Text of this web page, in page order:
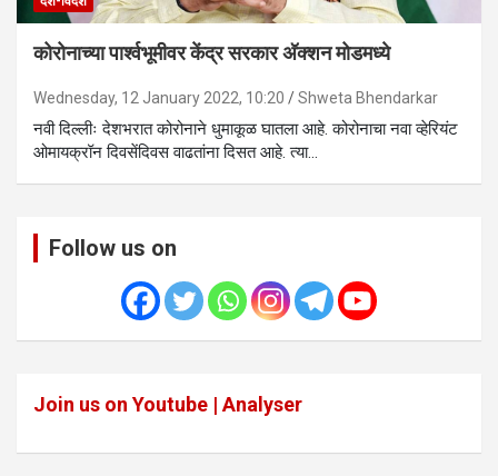
कोरोनाच्या पार्श्वभूमीवर केंद्र सरकार अ‍ॅक्शन मोडमध्ये
Wednesday, 12 January 2022, 10:20 Shweta Bhendarkar
नवी दिल्लीः देशभरात कोरोनाने धुमाकूळ घातला आहे. कोरोनाचा नवा व्हेरियंट
ओमायक्रॉन दिवसेंदिवस वाढतांना दिसत आहे. त्या…
Follow us on
Join us on Youtube | Analyser